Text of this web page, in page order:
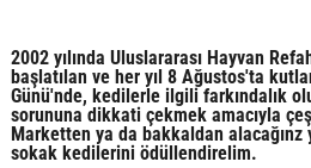
2002 yılında Uluslararası Hayvan
başlatılan ve her yıl 8 Ağustos'ta
Günü'nde, kedilerle ilgili farkındalık
sorununa dikkati çekmek amacıyla
Marketten ya da bakkaldan
sokak kedilerini ödüllendirelim.